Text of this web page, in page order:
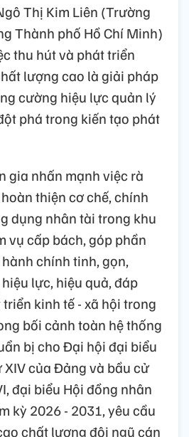
Thị Kim Liên (Trường
Thành phố Hồ Chí Minh)
thu hút và phát triển
lượng cao là giải pháp
cường hiệu lực quản lý
phá trong kiến tạo phát
gia nhấn mạnh việc rà
thiện cơ chế, chính
dụng nhân tài trong khu
vụ cấp bách, góp phần
chính tinh, gọn,
lực, hiệu quả, đáp
kinh tế - xã hội trong
bối cảnh toàn hệ thống
bị cho Đại hội đại biểu
của Đảng và bầu cử
đại biểu Hội đồng nhân
kỳ 2026 - 2031, yêu cầu
chất lượng đội ngũ cán